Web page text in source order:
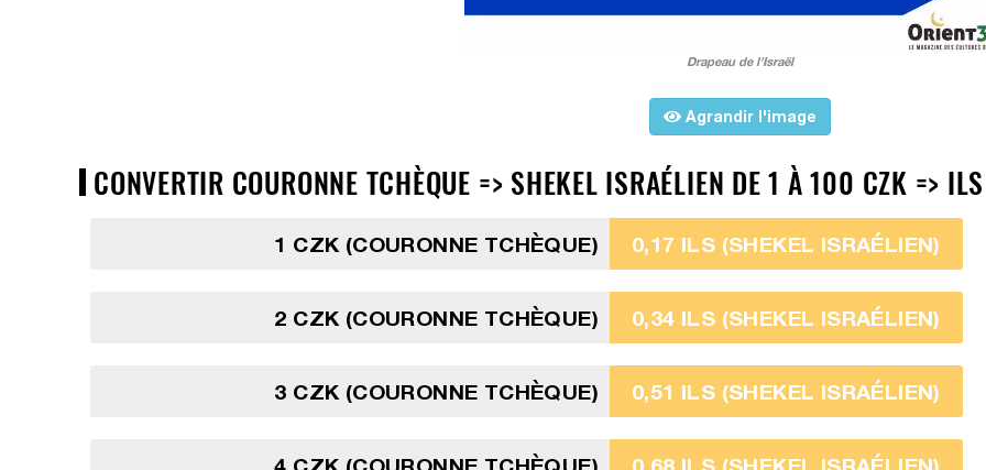
Drapeau de l'Israël
Agrandir l'image
CONVERTIR COURONNE TCHÈQUE => SHEKEL ISRAÉLIEN DE 1 À 100 CZK => ILS
1 CZK (COURONNE TCHÈQUE) 0,17 ILS (SHEKEL ISRAÉLIEN)
2 CZK (COURONNE TCHÈQUE) 0,34 ILS (SHEKEL ISRAÉLIEN)
3 CZK (COURONNE TCHÈQUE) 0,51 ILS (SHEKEL ISRAÉLIEN)